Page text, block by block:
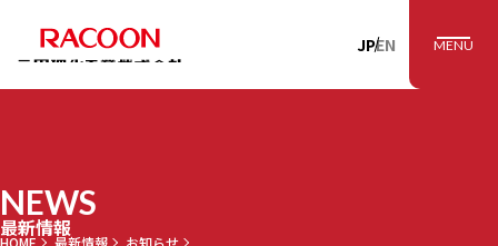
RACOON 三田理
JPEN MENU
NEWS
最新情報
HOME 最新情報 お知らせ